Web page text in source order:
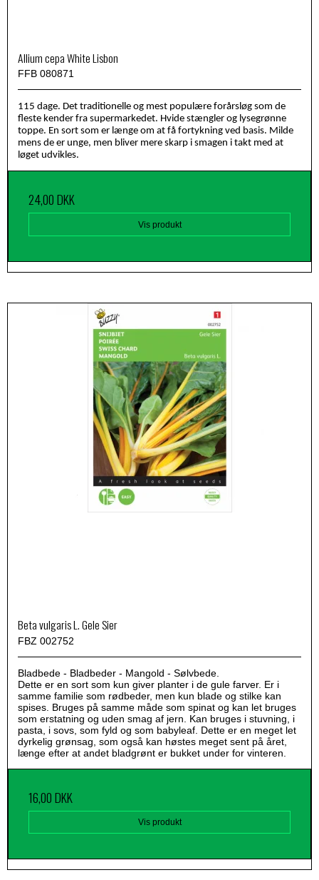
Allium cepa White Lisbon
FFB 080871
115 dage. Det traditionelle og mest populære forårsløg som de
fleste kender fra supermarkedet. Hvide stængler og lysegrønne
toppe. En sort som er længe om at få fortykning ved basis. Milde
mens de er unge, men bliver mere skarp i smagen i takt med at
løget udvikles.
24,00 DKK
Vis produkt
Beta vulgaris L. Gele Sier
FBZ 002752
Bladbede - Bladbeder - Mangold - Sølvbede.
Dette er en sort som kun giver planter i de gule farver. Er i
samme familie som rødbeder, men kun blade og stilke kan
spises. Bruges på samme måde som spinat og kan let bruges
som erstatning og uden smag af jern. Kan bruges i stuvning, i
pasta, i sovs, som fyld og som babyleaf. Dette er en meget let
dyrkelig grønsag, som også kan høstes meget sent på året,
længe efter at andet bladgrønt er bukket under for vinteren.
16,00 DKK
Vis produkt